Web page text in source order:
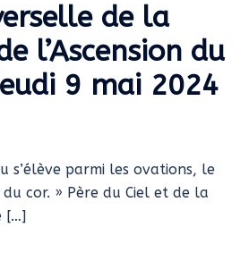
de la
l’Ascension du
9 mai 2024
s’élève parmi les ovations, le
cor. » Père du Ciel et de la
[…]